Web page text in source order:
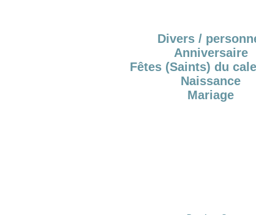
Divers /
Anniversaire
Fêtes (Saints) du
Naissance
Mariage